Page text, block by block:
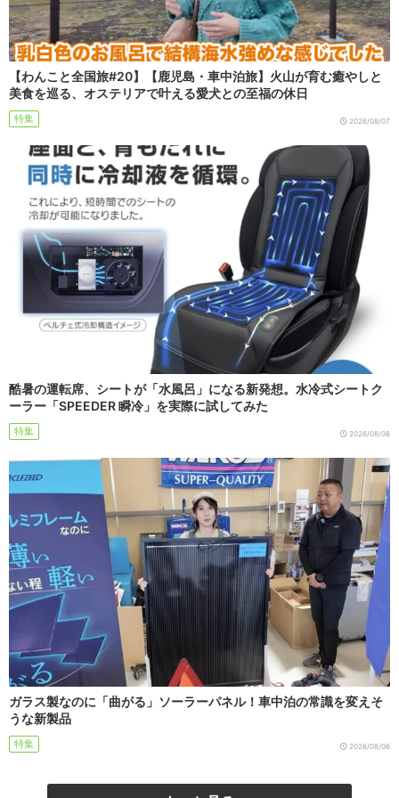
【わんこと全国旅#20】【鹿児島・車中泊旅】火山が育む癒やしと
美食を巡る、オステリアで叶える愛犬との至福の休日
特集 2026/08/07
酷暑の運転席、シートが「水風呂」になる新発想。水冷式シートク
ーラー「SPEEDER 瞬冷」を実際に試してみた
特集 2026/08/06
ガラス製なのに「曲がる」ソーラーパネル！車中泊の常識を変えそ
うな新製品
特集 2026/08/06